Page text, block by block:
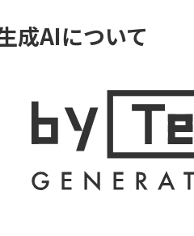
成AIについて